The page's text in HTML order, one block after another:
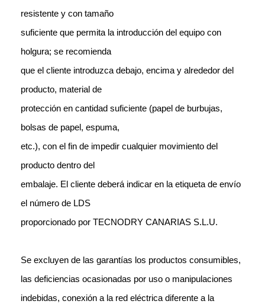
resistente y con tamaño
suficiente que permita la introducción del equipo con
holgura; se recomienda
que el cliente introduzca debajo, encima y alrededor del
producto, material de
protección en cantidad suficiente (papel de burbujas,
bolsas de papel, espuma,
etc.), con el fin de impedir cualquier movimiento del
producto dentro del
embalaje. El cliente deberá indicar en la etiqueta de envío
el número de LDS
proporcionado por TECNODRY CANARIAS S.L.U.
Se excluyen de las garantías los productos consumibles,
las deficiencias ocasionadas por uso o manipulaciones
indebidas, conexión a la red eléctrica diferente a la